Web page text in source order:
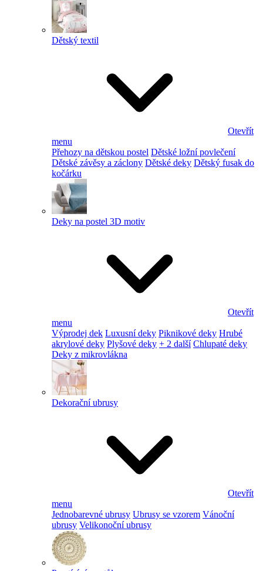
Dětský textil
Otevřít
menu
Přehozy na dětskou postel Dětské ložní povlečení
Dětské závěsy a záclony Dětské deky Dětský fusak do
kočárku
Deky na postel 3D motiv
Otevřít
menu
Výprodej dek Luxusní deky Piknikové deky Hrubé
akrylové deky Plyšové deky + 2 další Chlupaté deky
Deky z mikrovlákna
Dekorační ubrusy
Otevřít
menu
Jednobarevné ubrusy Ubrusy se vzorem Vánoční
ubrusy Velikonoční ubrusy